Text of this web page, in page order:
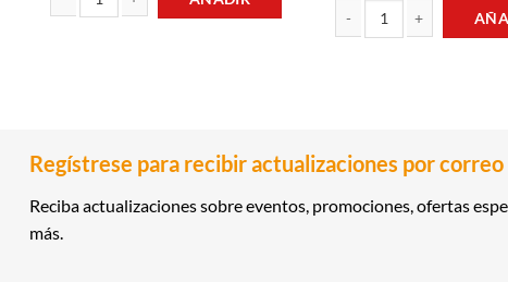
Regístrese para recibir actualizaciones por
Reciba actualizaciones sobre eventos, promociones, ofertas
más.